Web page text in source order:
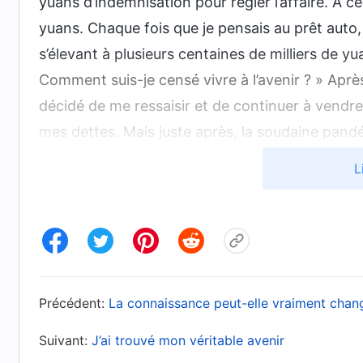
yuans. Chaque fois que je pensais au prêt
s’élevant à plusieurs centaines de milliers de
Comment suis-je censé vivre à l’avenir ? »
décidé de me ressaisir et de continuer à
mes dettes. Mais juste après, la soudaine
C’est fini. Il n’y a rien que je puisse faire pour
prendra la maison et la mettra aux enchères,
sera sur liste noire, et alors je perdrai tout. »
Précédent: La connaissance peut-elle vraiment
Suivant: J’ai trouvé mon véritable avenir